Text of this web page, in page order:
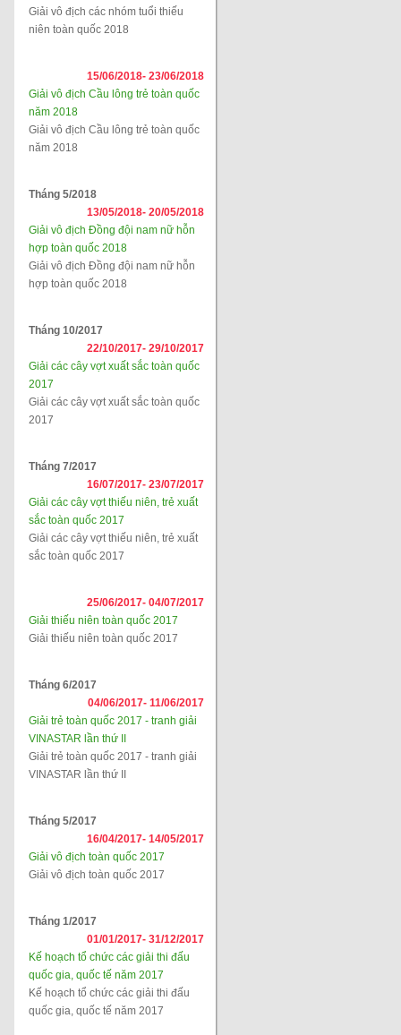
Giải vô địch các nhóm tuổi thiếu
niên toàn quốc 2018
15/06/2018- 23/06/2018
Giải vô địch Cầu lông trẻ toàn quốc
năm 2018
Giải vô địch Cầu lông trẻ toàn quốc
năm 2018
Tháng 5/2018
13/05/2018- 20/05/2018
Giải vô địch Đồng đội nam nữ hỗn
hợp toàn quốc 2018
Giải vô địch Đồng đội nam nữ hỗn
hợp toàn quốc 2018
Tháng 10/2017
22/10/2017- 29/10/2017
Giải các cây vợt xuất sắc toàn quốc
2017
Giải các cây vợt xuất sắc toàn quốc
2017
Tháng 7/2017
16/07/2017- 23/07/2017
Giải các cây vợt thiếu niên, trẻ xuất
sắc toàn quốc 2017
Giải các cây vợt thiếu niên, trẻ xuất
sắc toàn quốc 2017
25/06/2017- 04/07/2017
Giải thiếu niên toàn quốc 2017
Giải thiếu niên toàn quốc 2017
Tháng 6/2017
04/06/2017- 11/06/2017
Giải trẻ toàn quốc 2017 - tranh giải
VINASTAR lần thứ II
Giải trẻ toàn quốc 2017 - tranh giải
VINASTAR lần thứ II
Tháng 5/2017
16/04/2017- 14/05/2017
Giải vô địch toàn quốc 2017
Giải vô địch toàn quốc 2017
Tháng 1/2017
01/01/2017- 31/12/2017
Kế hoạch tổ chức các giải thi đấu
quốc gia, quốc tế năm 2017
Kế hoạch tổ chức các giải thi đấu
quốc gia, quốc tế năm 2017